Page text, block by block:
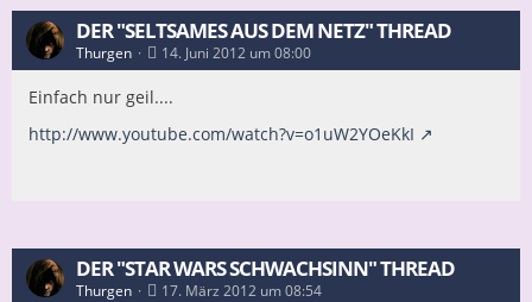
DER "SELTSAMES AUS DEM NETZ" THREAD
Thurgen 14. Juni 2012 um 08:00
Einfach nur geil....
http://www.youtube.com/watch?v=o1uW2YOeKkI
DER "STAR WARS SCHWACHSINN" THREAD
Thurgen 17. März 2012 um 08:54